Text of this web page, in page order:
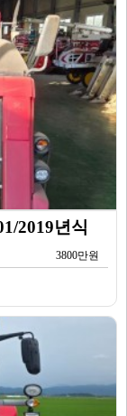
2019년식
3800만원